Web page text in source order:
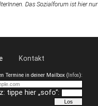
Das Sozialforum ist hier
Kontakt
Termine in deiner Mailbox (Infos):
tippe hier „sofo“: